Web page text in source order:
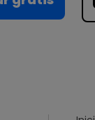
Para